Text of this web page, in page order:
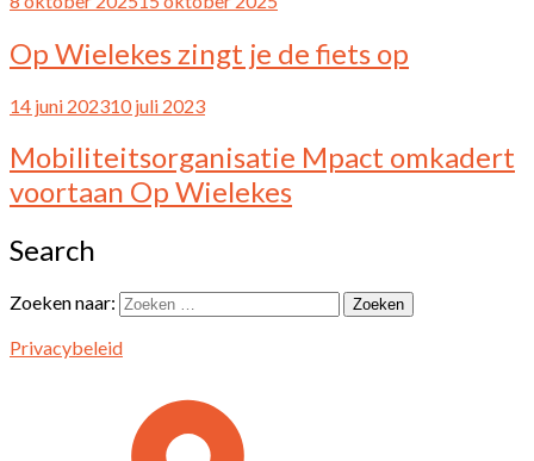
Op Wielekes zingt je de fiets op
14 juni 202310 juli 2023
Mobiliteitsorganisatie Mpact omkadert
voortaan Op Wielekes
Search
Zoeken naar:
Privacybeleid